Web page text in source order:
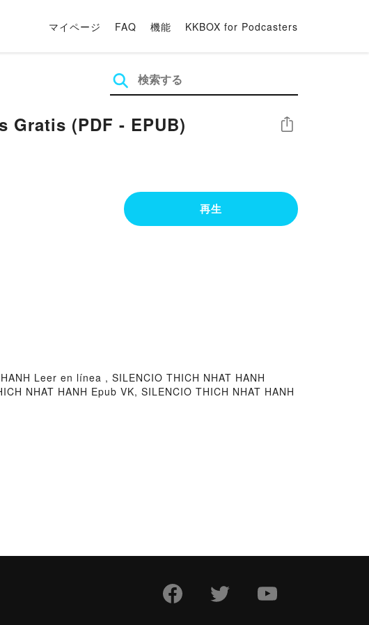
マイページ FAQ 機能 KKBOX for Podcasters
Gratis (PDF - EPUB) シェア
再生
Leer en línea , SILENCIO THICH NHAT HANH
NHAT HANH Epub VK, SILENCIO THICH NHAT HANH